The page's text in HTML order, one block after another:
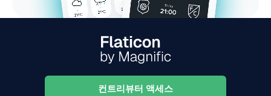
컨트리뷰터 액세스